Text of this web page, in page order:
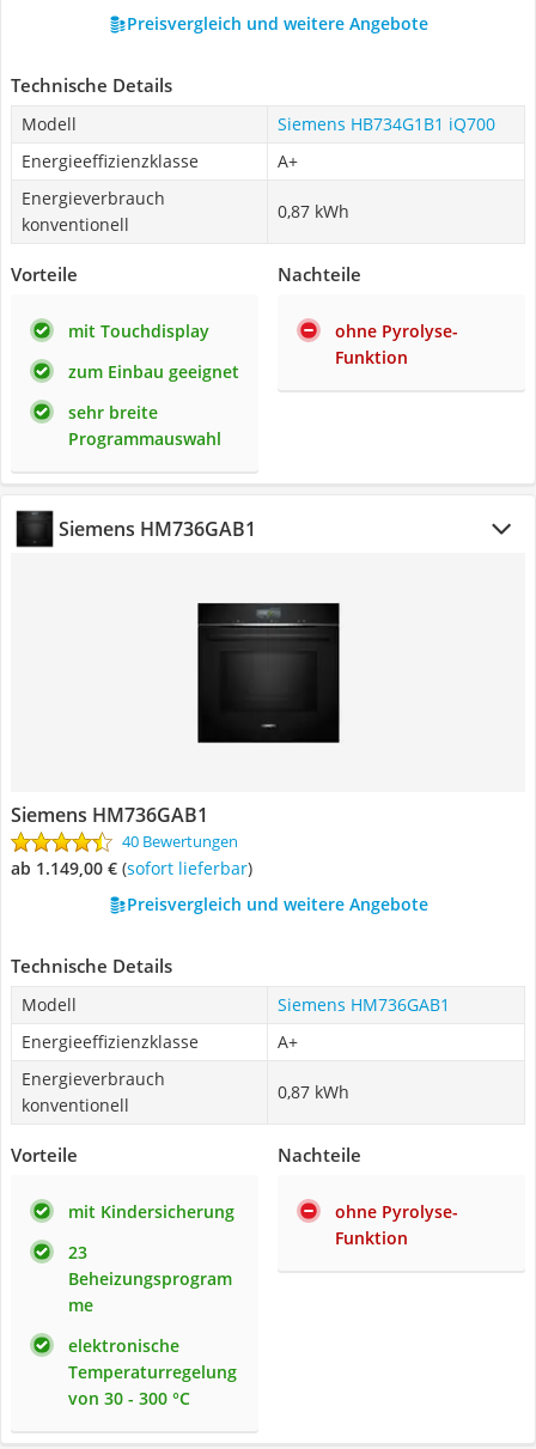
Preisvergleich und weitere Angebote
Technische Details
Modell
Siemens HB734G1B1 iQ700
Energieeffizienzklasse
A+
Energieverbrauch
konventionell
0,87 kWh
Vorteile
mit Touchdisplay
zum Einbau geeignet
sehr breite
Programmauswahl
Nachteile
ohne Pyrolyse-
Funktion
Siemens HM736GAB1
Siemens HM736GAB1
40 Bewertungen
ab 1.149,00 € ( Sofort lieferbar)
Preisvergleich und weitere Angebote
Technische Details
Modell
Siemens HM736GAB1
Energieeffizienzklasse
A+
Energieverbrauch
konventionell
0,87 kWh
Vorteile
mit Kindersicherung
23
Beheizungsprogram
me
elektronische
Temperaturregelung
von 30 - 300 °C
Nachteile
ohne Pyrolyse-
Funktion